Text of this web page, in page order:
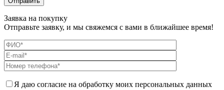
Заявка на покупку
Отправьте заявку, и мы свяжемся с вами в ближайшее время!
Я даю согласие на обработку моих персональных данных